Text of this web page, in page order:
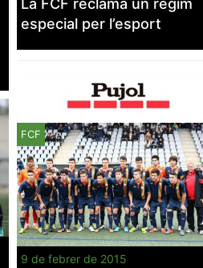
La FCF reclama un règim
especial per l’esport
FCF
9 de febrer de 2015
mentre
navegues pel
web
possibilitat de
mirar només
ofertes i
contingut
personalitzat.